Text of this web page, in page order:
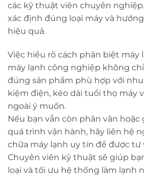
các kỹ thuật viên chuyên
xác định đúng loại máy và
hiệu quả.
Việc hiểu rõ cách phân biệt máy
máy lạnh công nghiệp không
đúng sản phẩm phù hợp với
kiệm điện, kéo dài tuổi thọ máy
ngoài ý muốn.
Nếu bạn vẫn còn phân vân hoặc
quá trình vận hành, hãy liên hệ
chữa máy lạnh uy tín để được tư
Chuyên viên kỹ thuật sẽ giúp
loại và tối ưu hệ thống làm lạnh